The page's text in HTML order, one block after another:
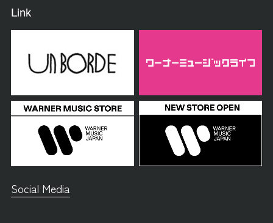
Link
Social Media